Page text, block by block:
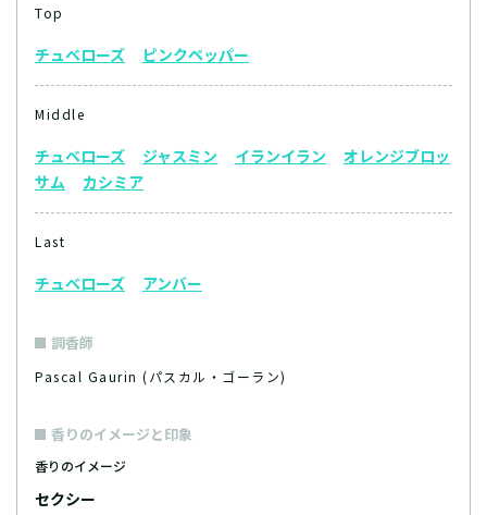
Top
チュベローズ ピンクペッパー
Middle
チュベローズ ジャスミン イランイラン
オレンジブロッ
サム
カシミア
Last
チュベローズ アンバー
調香師
Pascal Gaurin (パスカル・ゴーラン)
香りのイメージと印象
香りのイメージ
セクシー